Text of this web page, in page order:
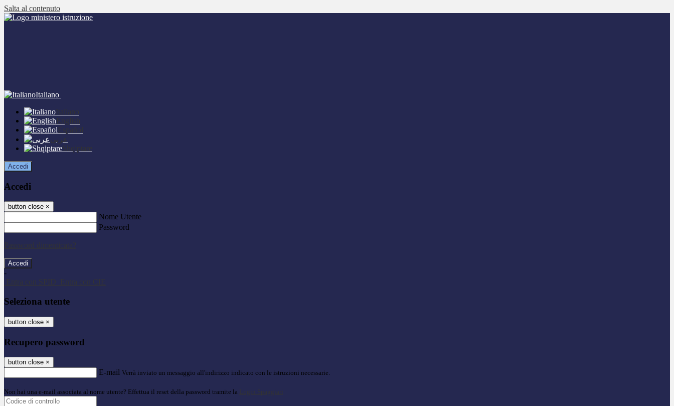
Salta al contenuto
Italiano
Italiano
English
Español
عربى
Shqiptare
Accedi
Accedi
button close ×
Nome Utente
Password
Password dimenticata?
-
Entra con SPID
Entra con CIE
Seleziona utente
button close ×
Recupero password
button close ×
E-mail Verrà inviato un messaggio all'indirizzo indicato con le istruzioni necessarie.
Non hai una e-mail associata al nome utente? Effettua il reset della password tramite la Login Spaggiari